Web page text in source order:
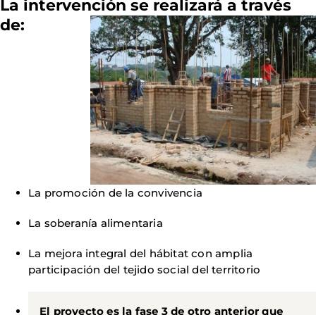
La intervención se realizará a través
de:
La promoción de la convivencia
La soberanía alimentaria
La mejora integral del hábitat con amplia
participación del tejido social del territorio
El proyecto es la fase 3 de otro anterior que